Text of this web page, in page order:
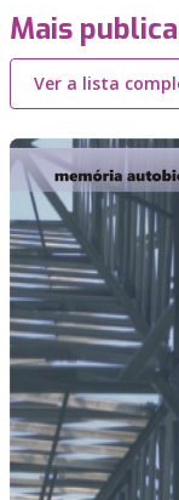
Mais
Ver a lista